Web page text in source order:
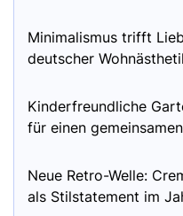
Minimalismus trifft
deutscher
Kinderfreundliche
für einen
Neue Retro-Welle:
als Stilstatement im